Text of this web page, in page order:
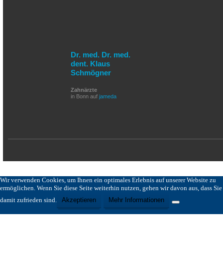
Dr. med. Dr. med.
dent. Klaus
Schmögner
Zahnärzte
in Bonn auf jameda
Wir verwenden Cookies, um Ihnen ein optimales Erlebnis auf unserer Website zu
ermöglichen. Wenn Sie diese Seite weiterhin nutzen, gehen wir davon aus, dass Sie
damit zufrieden sind.
Akzeptieren Mehr Informationen